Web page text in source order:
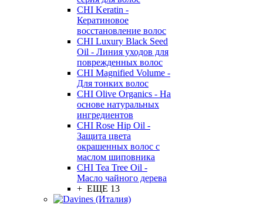
CHI Keratin -
Кератиновое
восстановление волос
CHI Luxury Black Seed
Oil - Линия уходов для
поврежденных волос
CHI Magnified Volume -
Для тонких волос
CHI Olive Organics - На
основе натуральных
ингредиентов
CHI Rose Hip Oil -
Защита цвета
окрашенных волос с
маслом шиповника
CHI Tea Tree Oil -
Масло чайного дерева
+ ЕЩЕ 13